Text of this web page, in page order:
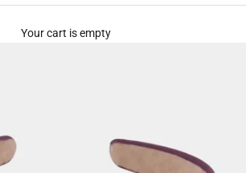
Your cart is empty